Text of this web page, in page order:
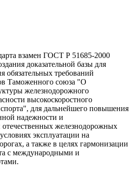
взамен ГОСТ Р 51685-2000
доказательной базы для
обязательных требований
Таможенного союза "О
железнодорожного
высокоскоростного
для дальнейшего повышения
надежности и
отечественных железнодорожных
эксплуатации на
а также в целях гармонизации
с международными и